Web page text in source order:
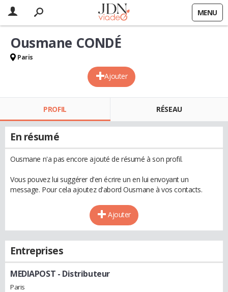
MENU
Ajouter
Ousmane CONDÉ
Paris
PROFIL RÉSEAU
En résumé
Ousmane n'a pas encore ajouté de résumé à son profil.
Vous pouvez lui suggérer d'en écrire un en lui envoyant un
message. Pour cela ajoutez d'abord Ousmane à vos contacts.
Ajouter
Entreprises
MEDIAPOST - Distributeur
Paris